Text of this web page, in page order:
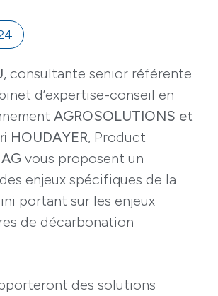
, consultante senior référente
d’expertise-conseil en
AGROSOLUTIONS et
HOUDAYER, Product
vous proposent un
enjeux spécifiques de la
portant sur les enjeux
de décarbonation
des solutions